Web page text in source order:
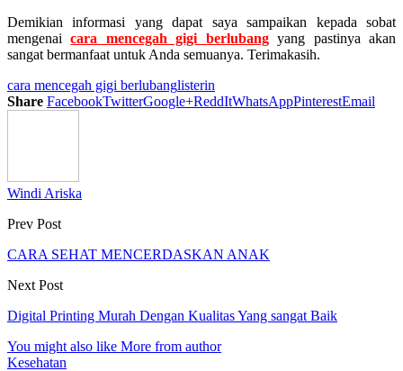
Demikian informasi yang dapat saya sampaikan kepada sobat
mengenaicara mencegah gigi berlubang yang pastinya akan
sangat bermanfaat untuk Anda semuanya. Terimakasih.
cara mencegah gigi berlubanglisterin
Share FacebookTwitterGoogle+ReddItWhatsAppPinterestEmail
Windi Ariska
Prev Post
CARA SEHAT MENCERDASKAN ANAK
Next Post
Digital Printing Murah Dengan Kualitas Yang sangat Baik
You might also like More from author
Kesehatan